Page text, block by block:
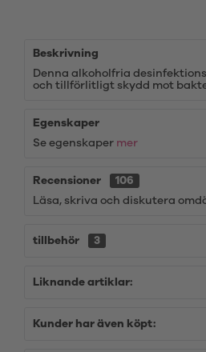
Beskrivning
Denna alkoholfria
och tillförlitligt skydd mot
Egenskaper
Se egenskaper mer
Recensioner
106
Läsa, skriva och diskutera
tillbehör 3
Liknande artiklar:
Kunder har även köpt: